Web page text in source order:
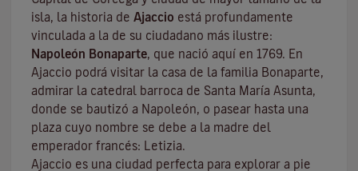
isla, la historia de Ajaccio está profundamente
vinculada a la de su ciudadano más ilustre:
Napoleón Bonaparte, que nació aquí en 1769. En
Ajaccio podrá visitar la casa de la familia Bonaparte,
admirar la catedral barroca de Santa María Asunta,
donde se bautizó a Napoleón, o pasear hasta una
plaza cuyo nombre se debe a la madre del
emperador francés: Letizia.
Ajaccio es una ciudad perfecta para explorar a pie